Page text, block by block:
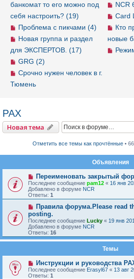
NCR
Card
Кто
новые
банкомат то его можно под
себя настроить? (19)
Проблема с пикчами (4)
Новая группа и раздел
для ЭКСПЕРТОВ. (17)
GRG (2)
Срочно нужен человек в г.
Тюмень
PAX
Новая тема
Новаятема
Отметить все темы как прочтённые•
Объявления
Переименовать закрытый
Последнее сообщение pam12 « 16 янв
Добавлено в форуме NCR
Ответы: 1
Правила форума.Please read
posting.
Последнее сообщение Lucky « 19 янв
Добавлено в форуме NCR
Ответы: 16
Темы
Инструкции и руководства
Последнее сообщение Erasyl67 « 13 авг
Ответы: 1